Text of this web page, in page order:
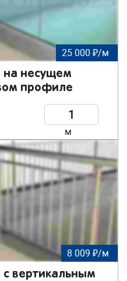
25 000 ₽/м
на несущем
профиле
м
8 009 ₽/м
вертикальным